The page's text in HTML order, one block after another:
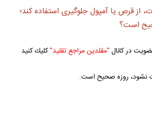
از قرص يا آمپول جلوگيرى استفاده كند؛
است؟
در كانال "مقلدين مراجع تقليد"كليك كنيد
نشود، روزه صحيح است.